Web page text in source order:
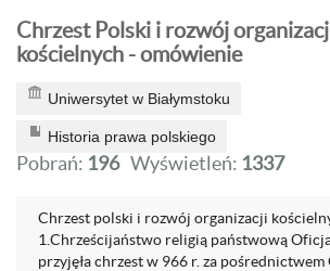
Chrzest Polski i rozwój
kościelnych - omówienie
Uniwersytet w Białymstoku
Historia prawa polskiego
Pobrań: 196 Wyświetleń: 1337
Chrzest polski i rozwój organizacji
1.Chrześcijaństwo religią państwową
przyjęła chrzest w 966 r. za pośrednictwem